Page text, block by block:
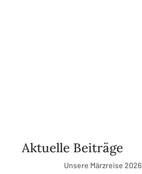
Aktuelle Beiträge
Unsere Märzreise 2026